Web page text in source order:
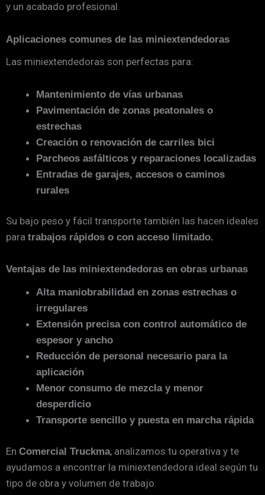
y un acabado profesional.
Aplicaciones comunes de las miniextendedoras
Las miniextendedoras son perfectas para:
Mantenimiento de vías urbanas
Pavimentación de zonas peatonales o
estrechas
Creación o renovación de carriles bici
Parcheos asfálticos y reparaciones localizadas
Entradas de garajes, accesos o caminos
rurales
Su bajo peso y fácil transporte también las hacen ideales
para trabajos rápidos o con acceso limitado.
Ventajas de las miniextendedoras en obras urbanas
Alta maniobrabilidad en zonas estrechas o
irregulares
Extensión precisa con control automático de
espesor y ancho
Reducción de personal necesario para la
aplicación
Menor consumo de mezcla y menor
desperdicio
Transporte sencillo y puesta en marcha rápida
En Comercial Truckma, analizamos tu operativa y te
ayudamos a encontrar la miniextendedora ideal según tu
tipo de obra y volumen de trabajo.